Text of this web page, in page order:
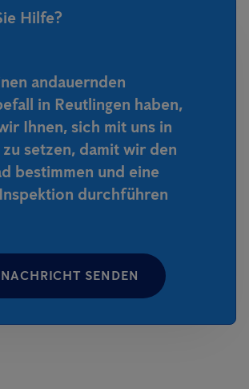
Hilfe?
andauernden
in Reutlingen haben,
Ihnen, sich mit uns in
setzen, damit wir den
bestimmen und eine
durchführen
NACHRICHT SENDEN